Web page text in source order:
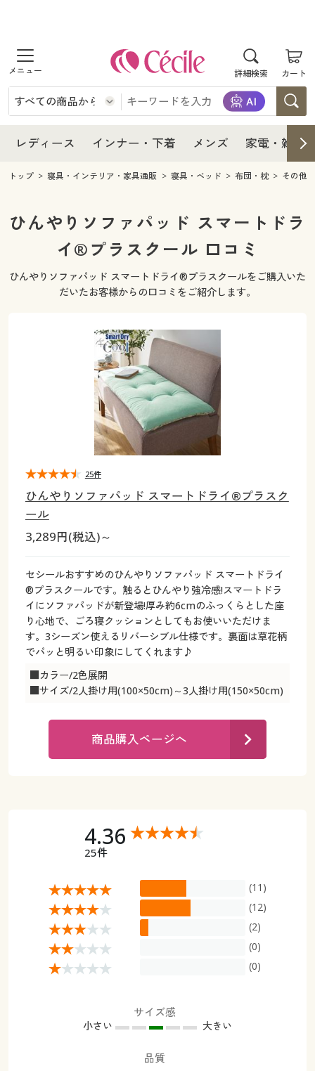
詳細検索 カート
商品を探す
レディース
レディースファッション
女性下着
インナー・下着
インナー・下着通販すべて
女性下着
メンズ下着
ジュニア・ティーンズ下着
メンズ
メンズ通販すべて
メンズファッション
メンズ下着
家電・雑貨
家電・雑貨すべて
キッチン・雑貨・日用品
寝具・インテリア・家具
寝具・インテリア・家具通販すべて
カーテン・ラグ・ファブリック
美容・健康
美容・健康通販すべて
美容・健康・サプリメント
制服・スクール
制服・スクールすべて
ジュニア・ティーンズ下着
大きいサイズ通販すべて
大きいサイズ レディース服
大きいサイズ レディース下着
大きいサイズ 事務・制服
カタログ
デジタルカタログ
カタログ無料プレゼント
会員メニュー
ご利用ガイド
よくある質問とお問い合わせ
レディース インナー・下着 メンズ 家電・雑貨
レディース
レディース通販すべて
レディースファッション
インナー・下着
インナー・下着通販すべて
ジュニア・ティーンズ下着
メンズ
メンズ下着
キッチン・雑貨・日用品
寝具・インテリア・家具通販すべて
家具・収納
カーテン・ラグ・ファブリック
美容・健康
美容・健康通販すべて
制服・スクール
ジュニア・ティーンズ下着
大きいサイズ通販すべて
大きいサイズ レディース服
大きいサイズ レディース下着
大きいサイズ メンズ
大きいサイズ 事務・制服
シークレットセール
商品カテゴリ一覧
カタログ
カタログ・チラシからのご注文
デジタルカタログ
カタログ無料プレゼント
会員メニュー
マイページ
閲覧履歴
よくある質問とお問い合わせ
トップ 寝具・インテリア・家具通販 寝具・ベッド 布団・枕 その他
ひんやりソファパッド スマートドラ
イ®プラスクール 口コミ
ひんやりソファパッド スマートドライ®プラスクールをご購入いた
だいたお客様からの口コミをご紹介します。
ひんやりソファパッド スマートドライ®プラスク
ール
3,289円(税込)～
セシールおすすめのひんやりソファパッド スマートドライ
®プラスクールです。触るとひんやり強冷感!スマートドラ
イにソファパッドが新登場!厚み約6cmのふっくらとした座
り心地で、ごろ寝クッションとしてもお使いいただけま
す。3シーズン使えるリバーシブル仕様です。裏面は草花柄
でパッと明るい印象にしてくれます♪
■カラー/2色展開
■サイズ/2人掛け用(100×50cm)～3人掛け用(150×50cm)
25件
商品購入ページへ
4.36
25件
(11)
(12)
(2)
(0)
(0)
サイズ感
小さい 大きい
品質